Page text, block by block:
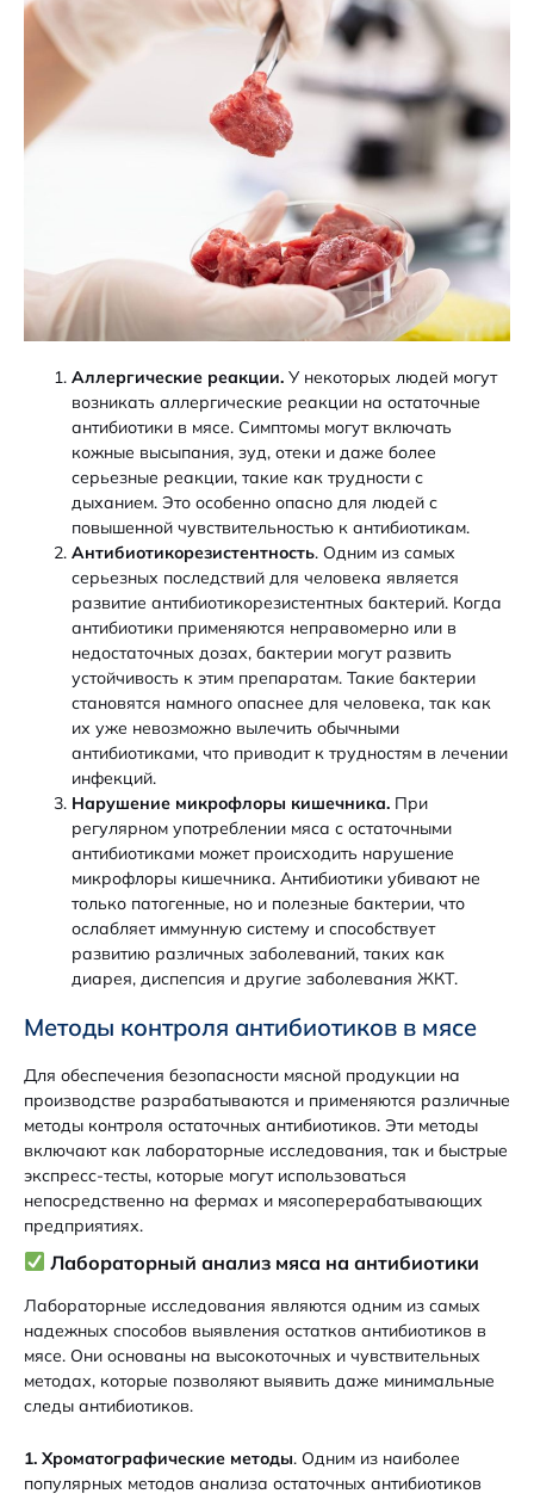
Аллергические реакции. У некоторых людей могут
возникать аллергические реакции на остаточные
антибиотики в мясе. Симптомы могут включать
кожные высыпания, зуд, отеки и даже более
серьезные реакции, такие как трудности с
дыханием. Это особенно опасно для людей с
повышенной чувствительностью к антибиотикам.
Антибиотикорезистентность. Одним из самых
серьезных последствий для человека является
развитие антибиотикорезистентных бактерий. Когда
антибиотики применяются неправомерно или в
недостаточных дозах, бактерии могут развить
устойчивость к этим препаратам. Такие бактерии
становятся намного опаснее для человека, так как
их уже невозможно вылечить обычными
антибиотиками, что приводит к трудностям в лечении
инфекций.
Нарушение микрофлоры кишечника. При
регулярном употреблении мяса с остаточными
антибиотиками может происходить нарушение
микрофлоры кишечника. Антибиотики убивают не
только патогенные, но и полезные бактерии, что
ослабляет иммунную систему и способствует
развитию различных заболеваний, таких как
диарея, диспепсия и другие заболевания ЖКТ.
Методы контроля антибиотиков в мясе
Для обеспечения безопасности мясной продукции на
производстве разрабатываются и применяются различные
методы контроля остаточных антибиотиков. Эти методы
включают как лабораторные исследования, так и быстрые
экспресс-тесты, которые могут использоваться
непосредственно на фермах и мясоперерабатывающих
предприятиях.
Лабораторный анализ мяса на антибиотики
Лабораторные исследования являются одним из самых
надежных способов выявления остатков антибиотиков в
мясе. Они основаны на высокоточных и чувствительных
методах, которые позволяют выявить даже минимальные
следы антибиотиков.
1. Хроматографические методы. Одним из наиболее
популярных методов анализа остаточных антибиотиков